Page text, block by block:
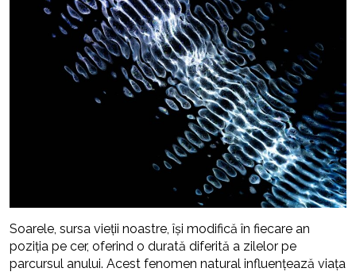
Soarele, sursa vieții noastre, își modifică în fiecare an
poziția pe cer, oferind o durată diferită a zilelor pe
parcursul anului. Acest fenomen natural influențează viața